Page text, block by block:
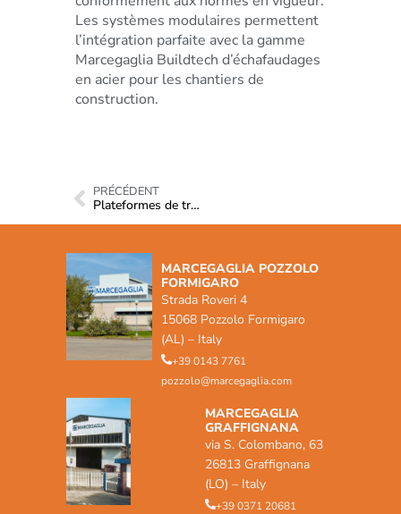
Les systèmes modulaires permettent
l’intégration parfaite avec la gamme
Marcegaglia Buildtech d’échafaudages
en acier pour les chantiers de
construction.
PRÉCÉDENT
Plateformes de transport
MARCEGAGLIA POZZOLO
FORMIGARO
Strada Roveri 4
15068 Pozzolo Formigaro
(AL) – Italy
+39 0143 7761
pozzolo@marcegaglia.com
MARCEGAGLIA
GRAFFIGNANA
via S. Colombano, 63
26813 Graffignana
(LO) – Italy
+39 0371 20681